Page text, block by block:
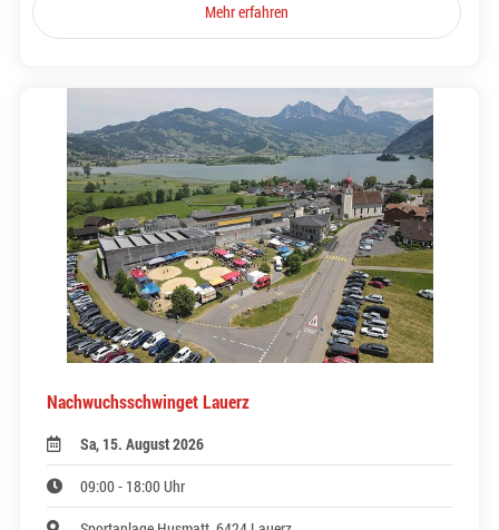
Mehr erfahren
Nachwuchsschwinget Lauerz
Sa, 15. August 2026
09:00 - 18:00 Uhr